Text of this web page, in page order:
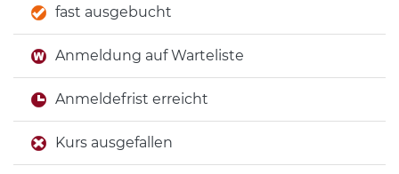
fast ausgebucht
Anmeldung auf Warteliste
Anmeldefrist erreicht
Kurs ausgefallen